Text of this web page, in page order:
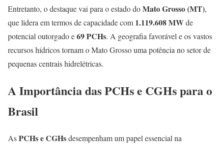
Entretanto, o destaque vai para o estado doMato Grosso (MT),
que lidera em termos de capacidade com 1.119.608 MWde
potencial outorgado e69 PCHs. A geografia favorável e os vastos
recursos hídricos tornam o Mato Grosso uma potência no setor de
pequenas centrais hidrelétricas.
A Importância das PCHs e CGHs para o
Brasil
AsPCHs e CGHsdesempenham um papel essencial na